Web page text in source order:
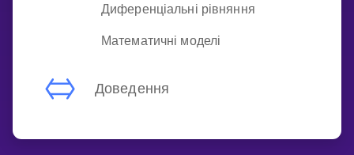
Диференціальні рівняння
Математичні моделі
Доведення